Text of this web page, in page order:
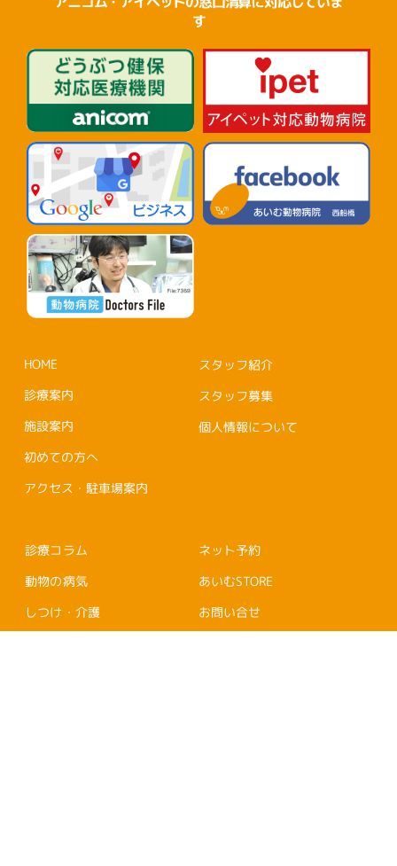
す
HOME
診療案内
施設案内
初めての方へ
アクセス・駐車場案内
スタッフ紹介
スタッフ募集
個人情報について
診療コラム
動物の病気
しつけ・介護
ネット予約
あいむSTORE
お問い合せ